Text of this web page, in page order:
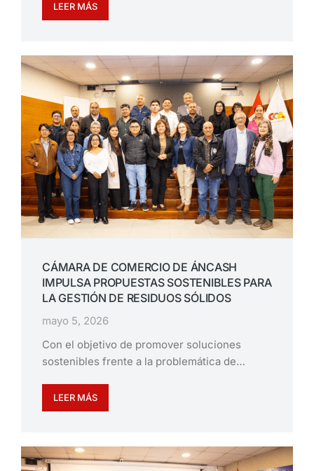
LEER MÁS
CÁMARA DE COMERCIO DE ÁNCASH
IMPULSA PROPUESTAS SOSTENIBLES PARA
LA GESTIÓN DE RESIDUOS SÓLIDOS
mayo 5, 2026
Con el objetivo de promover soluciones
sostenibles frente a la problemática de…
LEER MÁS